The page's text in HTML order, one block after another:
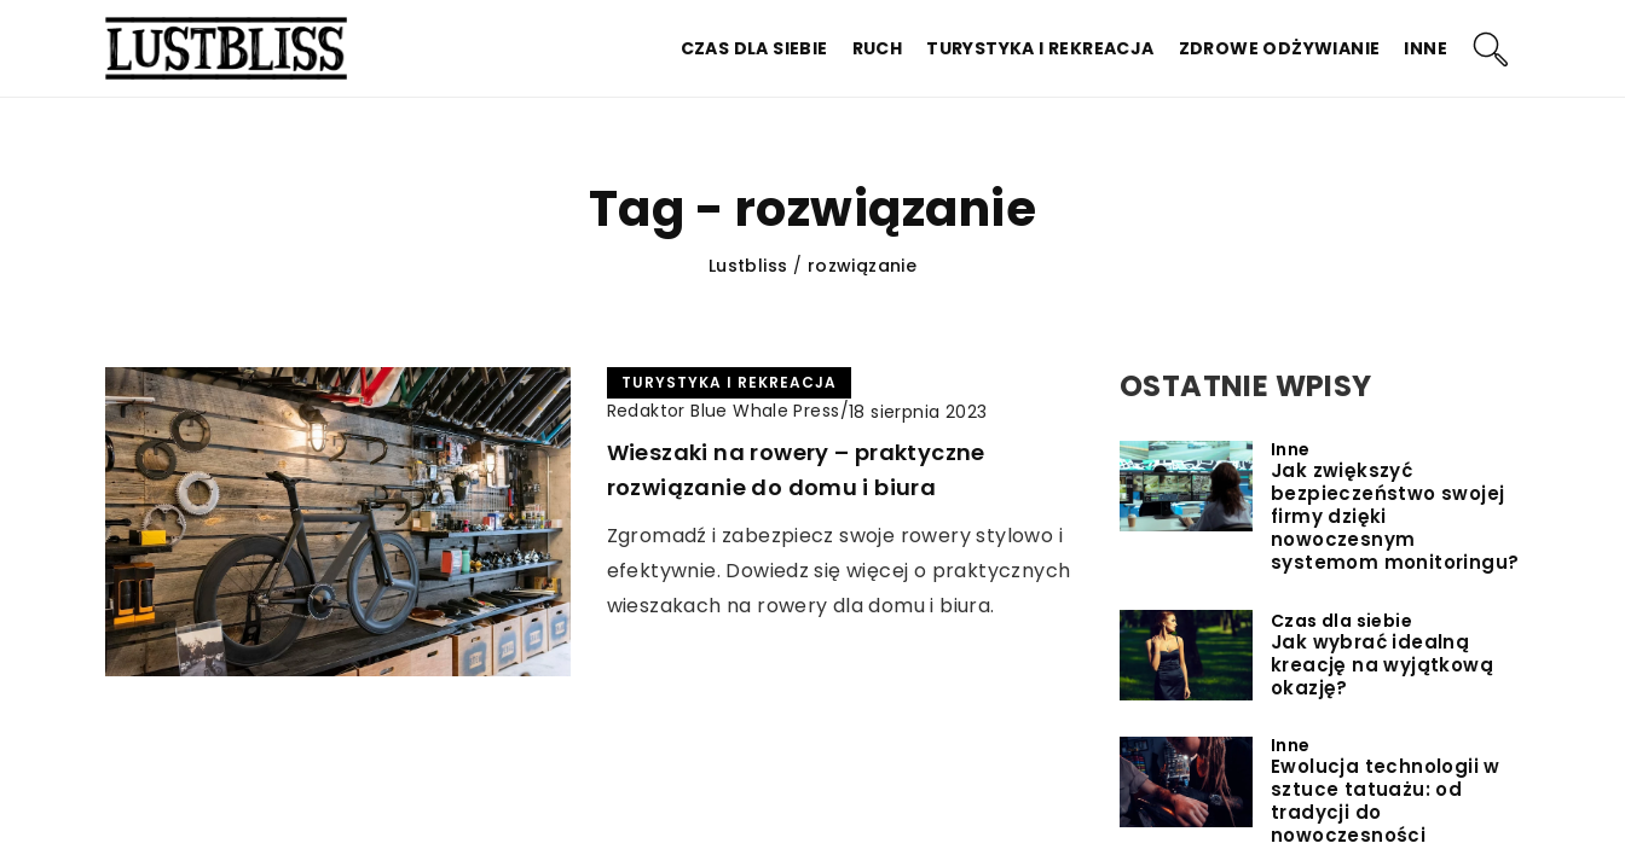
CZAS DLA SIEBIE RUCH TURYSTYKA I REKREACJA ZDROWE ODŻYWIANIE INNE
Tag - rozwiązanie
Lustbliss / rozwiązanie
TURYSTYKA I REKREACJA
Redaktor Blue Whale Press/18 sierpnia 2023
Wieszaki na rowery – praktyczne
rozwiązanie do domu i biura
Zgromadź i zabezpiecz swoje rowery stylowo i
efektywnie. Dowiedz się więcej o praktycznych
wieszakach na rowery dla domu i biura.
OSTATNIE WPISY
Inne
Jak zwiększyć
bezpieczeństwo swojej
firmy dzięki
nowoczesnym
systemom monitoringu?
Czas dla siebie
Jak wybrać idealną
kreację na wyjątkową
okazję?
Inne
Ewolucja technologii w
sztuce tatuażu: od
tradycji do
nowoczesności